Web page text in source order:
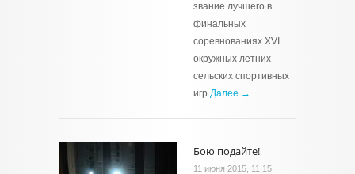
звание лучшего в
финальных
соревнованиях XVI
окружных летних
сельских спортивных
игр.Далее →
Бою подайте!
11 июня 2015, 11:15